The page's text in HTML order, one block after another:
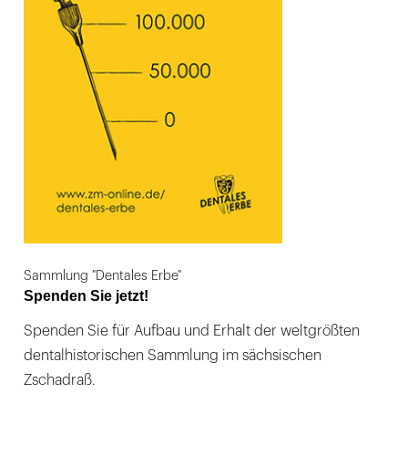
Sammlung "Dentales Erbe"
Spenden Sie jetzt!
Spenden Sie für Aufbau und Erhalt der weltgrößten
dentalhistorischen Sammlung im sächsischen
Zschadraß.